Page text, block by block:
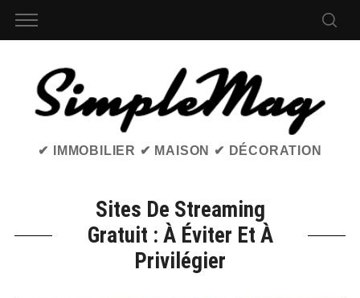
✔ IMMOBILIER ✔ MAISON ✔ DÉCORATION
Sites De Streaming
Gratuit : À Éviter Et À
Privilégier